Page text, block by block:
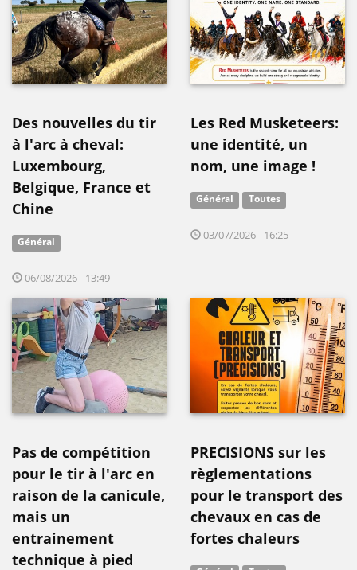
Des nouvelles du tir
à l'arc à cheval:
Luxembourg,
Belgique, France et
Chine
Général
06/08/2026 - 13:49
Les Red Musketeers:
une identité, un
nom, une image !
Général Toutes
03/07/2026 - 16:25
Pas de compétition
pour le tir à l'arc en
raison de la canicule,
mais un
entrainement
technique à pied
PRECISIONS sur les
règlementations
pour le transport des
chevaux en cas de
fortes chaleurs